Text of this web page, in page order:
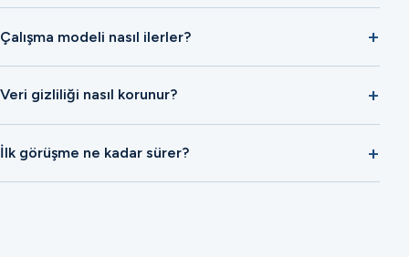
Çalışma modeli nasıl ilerler?
Veri gizliliği nasıl korunur?
İlk görüşme ne kadar sürer?